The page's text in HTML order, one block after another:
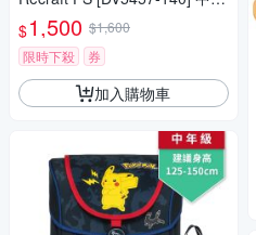
休閒鞋 白藍綠
$1,500 $1,600
限時下殺
券
加入購物車